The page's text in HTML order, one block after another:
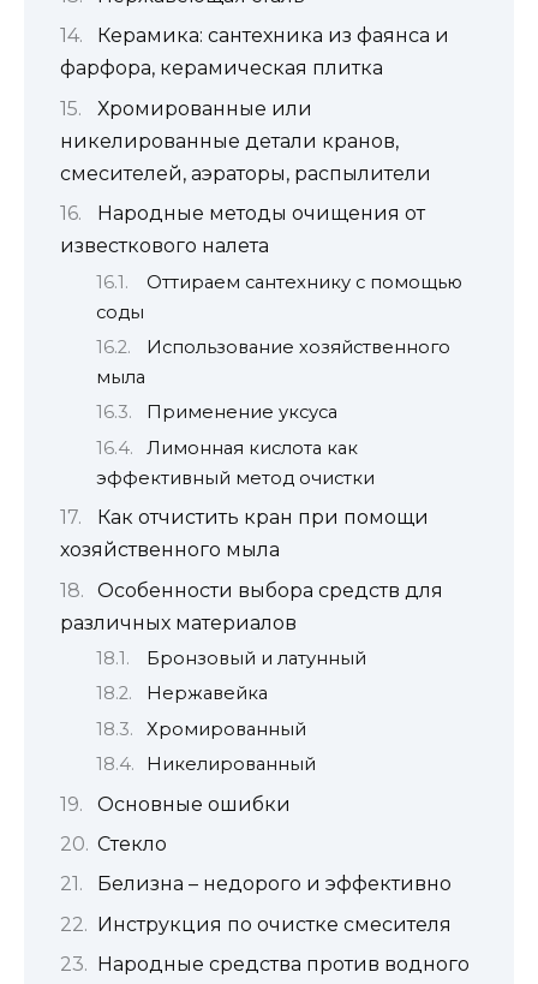
Керамика: сантехника из фаянса и
фарфора, керамическая плитка
Хромированные или
никелированные детали кранов,
смесителей, аэраторы, распылители
Народные методы очищения от
известкового налета
Оттираем сантехнику с помощью
соды
Использование хозяйственного
мыла
Применение уксуса
Лимонная кислота как
эффективный метод очистки
Как отчистить кран при помощи
хозяйственного мыла
Особенности выбора средств для
различных материалов
Бронзовый и латунный
Нержавейка
Хромированный
Никелированный
Основные ошибки
Стекло
Белизна – недорого и эффективно
Инструкция по очистке смесителя
Народные средства против водного